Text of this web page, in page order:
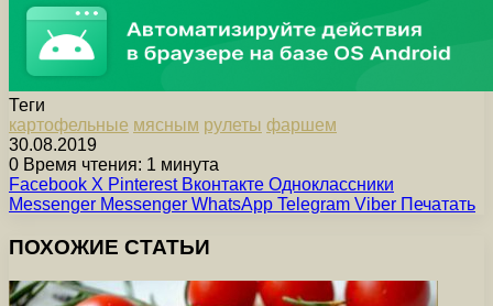
Теги
картофельные мясным рулеты фаршем
30.08.2019
0 Время чтения: 1 минута
Facebook X Pinterest Вконтакте Одноклассники
Messenger Messenger WhatsApp Telegram Viber Печатать
ПОХОЖИЕ СТАТЬИ